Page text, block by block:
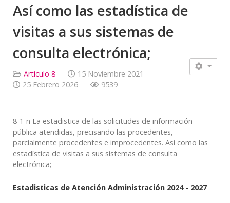
Así como las estadística de
visitas a sus sistemas de
consulta electrónica;
Artículo 8
15 Noviembre 2021
25 Febrero 2026
9539
8-1-ñ La estadistica de las solicitudes de información
pública atendidas, precisando las procedentes,
parcialmente procedentes e improcedentes. Así como las
estadística de visitas a sus sistemas de consulta
electrónica;
Estadisticas de Atención Administración 2024 - 2027